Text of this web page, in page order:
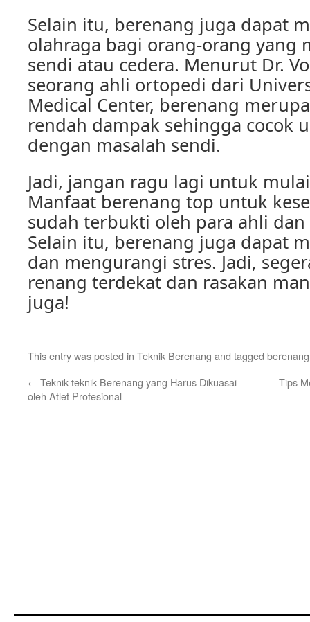
Selain itu, berenang juga dapat
olahraga bagi orang-orang yang
sendi atau cedera. Menurut Dr.
seorang ahli ortopedi dari
Medical Center, berenang
rendah dampak sehingga cocok
dengan masalah sendi.
Jadi, jangan ragu lagi untuk
Manfaat berenang top untuk
sudah terbukti oleh para ahli
Selain itu, berenang juga dapat
dan mengurangi stres. Jadi,
renang terdekat dan rasakan
juga!
This entry was posted in Teknik Berenang and tagged
← Teknik-teknik Berenang yang Harus Dikuasai
oleh Atlet Profesional
Tips